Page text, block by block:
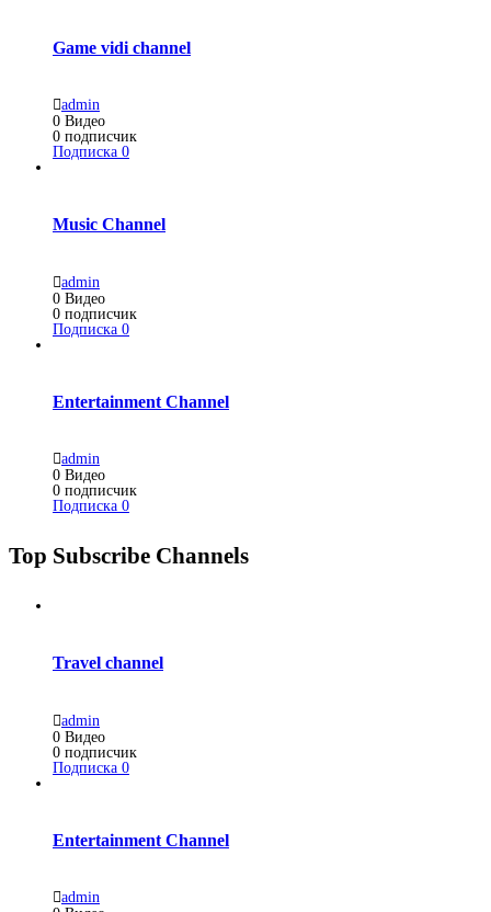
Game vidi channel
admin
0 Видео
0 подписчик
Подписка 0
Music Channel
admin
0 Видео
0 подписчик
Подписка 0
Entertainment Channel
admin
0 Видео
0 подписчик
Подписка 0
Top Subscribe Channels
Travel channel
admin
0 Видео
0 подписчик
Подписка 0
Entertainment Channel
admin